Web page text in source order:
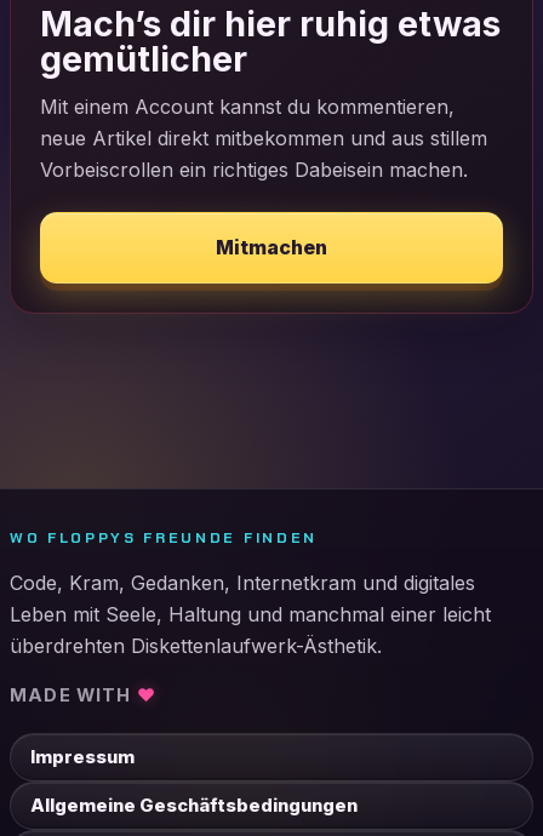
Mach’s dir hier ruhig etwas
gemütlicher
Mit einem Account kannst du kommentieren,
neue Artikel direkt mitbekommen und aus stillem
Vorbeiscrollen ein richtiges Dabeisein machen.
Mitmachen
WO FLOPPYS FREUNDE FINDEN
Code, Kram, Gedanken, Internetkram und digitales
Leben mit Seele, Haltung und manchmal einer leicht
überdrehten Diskettenlaufwerk-Ästhetik.
MADE WITH ♥
Impressum
Allgemeine Geschäftsbedingungen